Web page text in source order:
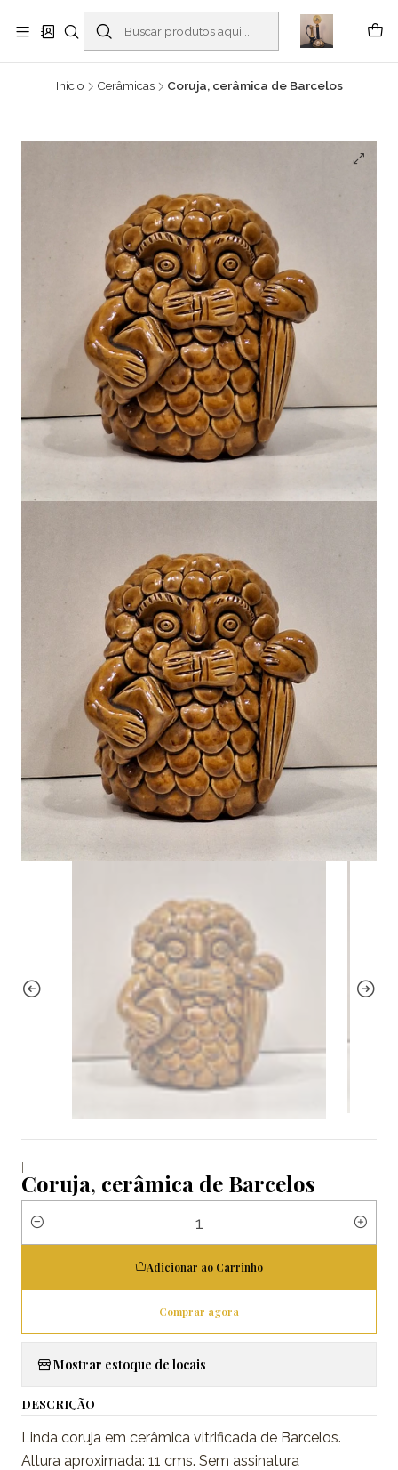
Buscantiguidades - Leilões. Colecionismo e antiguidades em Viana do
Castelo -
Leia mais
Início Cerâmicas Coruja, cerâmica de Barcelos
|
Coruja, cerâmica de Barcelos
Quantidade
Adicionar ao Carrinho
Comprar agora
Mostrar estoque de locais
DESCRIÇÃO
Linda coruja em cerâmica vitrificada de Barcelos.
Altura aproximada: 11 cms. Sem assinatura